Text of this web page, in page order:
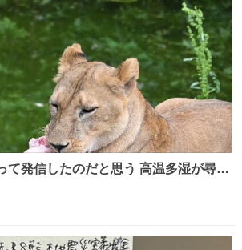
たのだと思う 高温多湿が尋常
か早急に飼育の環境を見直して 動物の
かりますよ
がら個体の識別は出来ません